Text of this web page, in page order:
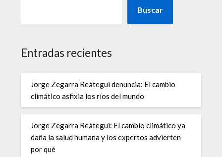
Buscar
Entradas recientes
Jorge Zegarra Reátegui denuncia: El cambio
climático asfixia los ríos del mundo
Jorge Zegarra Reátegui: El cambio climático ya
daña la salud humana y los expertos advierten
por qué